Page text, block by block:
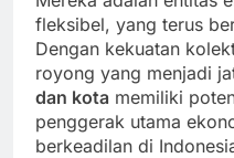
fleksibel, yang terus
Dengan kekuatan
royong yang menjadi
dan kota memiliki
penggerak utama
berkeadilan di